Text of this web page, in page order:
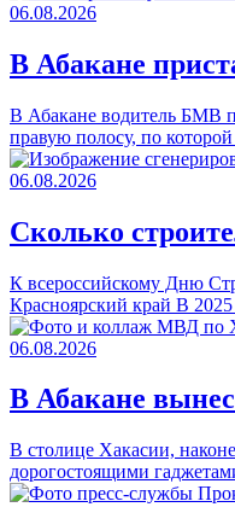
06.08.2026
В Абакане
В Абакане водитель БМВ
правую полосу, по
06.08.2026
Сколько
К всероссийскому Дню
Красноярский край В 2025
06.08.2026
В Абакане
В столице Хакасии,
дорогостоящими